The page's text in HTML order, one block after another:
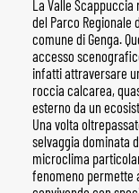
La Valle
del Parco Regionale
comune di Genga.
accesso
infatti attraversare
roccia calcarea,
esterno da un
Una volta
selvaggia dominata
microclima
fenomeno permette